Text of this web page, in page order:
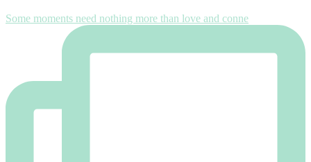
Some moments need nothing more than love and conne